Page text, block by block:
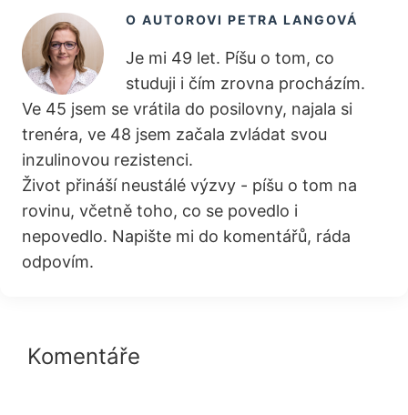
O AUTOROVI PETRA LANGOVÁ
Je mi 49 let. Píšu o tom, co
studuji i čím zrovna procházím.
Ve 45 jsem se vrátila do posilovny, najala si
trenéra, ve 48 jsem začala zvládat svou
inzulinovou rezistenci.
Život přináší neustálé výzvy - píšu o tom na
rovinu, včetně toho, co se povedlo i
nepovedlo. Napište mi do komentářů, ráda
odpovím.
Interactions
Komentáře